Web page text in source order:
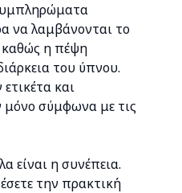
να λαμβάνονται το
καθώς η πέψη
του ύπνου.
και
μόνο σύμφωνα με τις
είναι η συνέπεια.
την πρακτική